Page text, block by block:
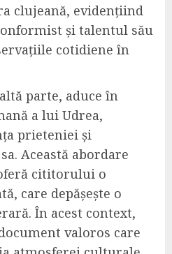
clujeană, evidențiind
și talentul său
cotidiene în
parte, aduce în
a lui Udrea,
prieteniei și
Această abordare
cititorului o
care depășește o
În acest context,
valoros care